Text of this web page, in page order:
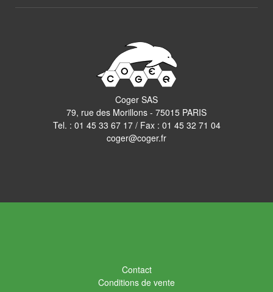
Coger SAS
79, rue des Morillons - 75015 PARIS
Tel. : 01 45 33 67 17/ Fax : 01 45 32 71 04
coger@coger.fr
Contact
Conditions de vente